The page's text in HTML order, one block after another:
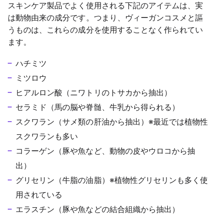
スキンケア製品でよく使用される下記のアイテムは、実
は動物由来の成分です。つまり、ヴィーガンコスメと謳
うものは、これらの成分を使用することなく作られてい
ます。
ハチミツ
ミツロウ
ヒアルロン酸（ニワトリのトサカから抽出）
セラミド（馬の脳や脊髄、牛乳から得られる）
スクワラン（サメ類の肝油から抽出）※最近では植物性
スクワランも多い
コラーゲン（豚や魚など、動物の皮やウロコから抽
出）
グリセリン（牛脂の油脂）※植物性グリセリンも多く使
用されている
エラスチン（豚や魚などの結合組織から抽出）